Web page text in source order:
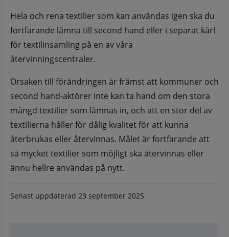
Hela och rena textilier som kan användas igen ska du
fortfarande lämna till second hand eller i separat kärl
för textilinsamling på en av våra
återvinningscentraler.
Orsaken till förändringen är främst att kommuner och
second hand-aktörer inte kan ta hand om den stora
mängd textilier som lämnas in, och att en stor del av
textilierna håller för dålig kvalitet för att kunna
återbrukas eller återvinnas. Målet är fortfarande att
så mycket textilier som möjligt ska återvinnas eller
ännu hellre användas på nytt.
Senast uppdaterad 23 september 2025